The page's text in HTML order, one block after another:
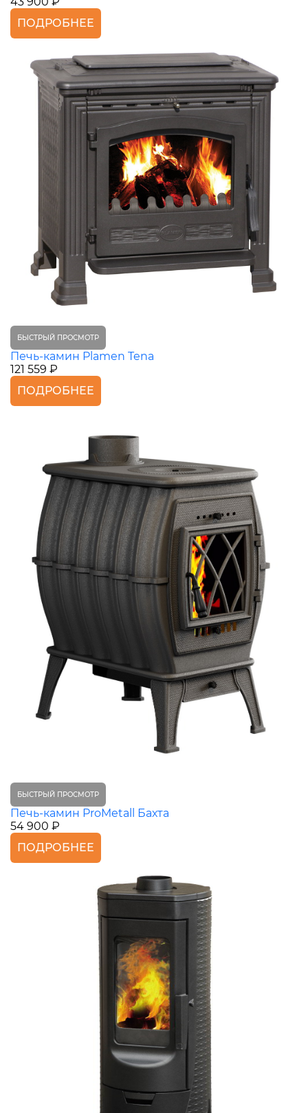
ПОДРОБНЕЕ
БЫСТРЫЙ ПРОСМОТР
Печь-камин Plamen Tena
121 559 ₽
ПОДРОБНЕЕ
БЫСТРЫЙ ПРОСМОТР
Печь-камин ProMetall Бахта
54 900 ₽
ПОДРОБНЕЕ